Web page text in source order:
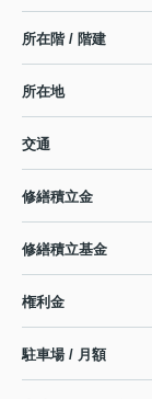
所在階 / 階建
所在地
交通
修繕積立金
修繕積立基金
権利金
駐車場 / 月額